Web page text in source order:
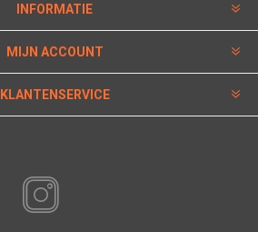
INFORMATIE
MIJN ACCOUNT
KLANTENSERVICE